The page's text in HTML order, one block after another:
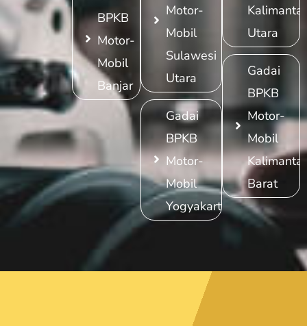
BPKB
Motor-
Mobil
Banjar
Motor-
Mobil
Sulawesi
Utara
Gadai
BPKB
Motor-
Mobil
Yogyakarta
Utara
Gadai
BPKB
Motor-
Mobil
Barat